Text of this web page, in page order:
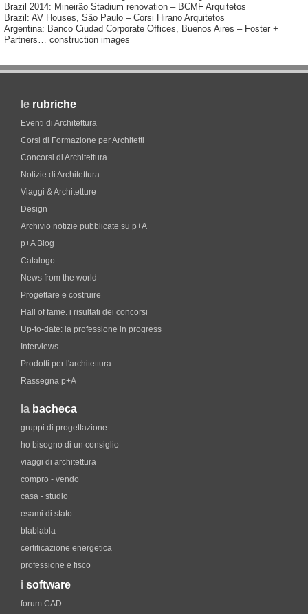
Brazil 2014: Mineirão Stadium renovation – BCMF Arquitetos
Brazil: AV Houses, São Paulo – Corsi Hirano Arquitetos
Argentina: Banco Ciudad Corporate Offices, Buenos Aires – Foster +
Partners… construction images
le rubriche
Eventi di Architettura
Corsi di Formazione per Architetti
Concorsi di Architettura
Notizie di Architettura
Viaggi & Architetture
Design
Archivio notizie pubblicate su p+A
p+A Blog
Catalogo
News from the world
Progettare e costruire
Hall of fame. i risultati dei concorsi
Up-to-date: la professione in progress
Interviews
Prodotti per l'architettura
Rassegna p+A
la bacheca
gruppi di progettazione
ho bisogno di un consiglio
viaggi di architettura
compro - vendo
casa - studio
esami di stato
blablabla
certificazione energetica
professione e fisco
i software
forum CAD